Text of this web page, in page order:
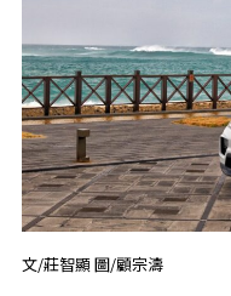
文/莊智顯 圖/顧宗濤